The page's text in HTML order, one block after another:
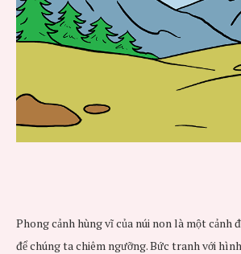
Phong cảnh hùng vĩ của núi non là một cảnh
để chúng ta chiêm ngưỡng. Bức tranh với